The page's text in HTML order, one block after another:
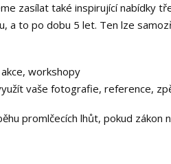
zasílat také inspirující nabídky
a to po dobu 5 let. Ten lze
workshopy
vaše fotografie, reference,
promlčecích lhůt, pokud zákon